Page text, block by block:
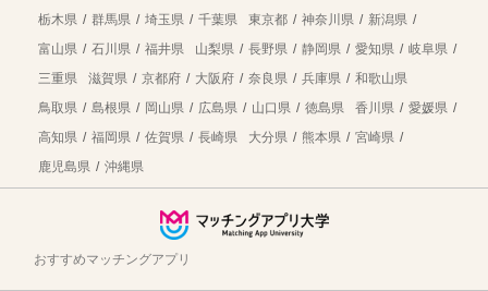
2026年8月6日
2026年8月6日 石川・能美市九谷焼美術館で江戸から現代まで学ぶ！カップルで挑戦する作陶体験
2026年8月3日
2026年7月30日
2026年7月30日 【岐阜県海津市への移住】住み心地はどう？暮らしの特徴・仕事・支援情報
栃木県
群馬県 埼玉県 千葉県 東京都 神奈川県
新潟県
富山県
石川県 福井県 山梨県 長野県 静岡県 愛知県
岐阜県
三重県
滋賀県 京都府 大阪府 奈良県 兵庫県
和歌山県
鳥取県
島根県 岡山県 広島県 山口県 徳島県 香川県
愛媛県
高知県
福岡県 佐賀県 長崎県 大分県 熊本県
宮崎県
鹿児島県
沖縄県
おすすめマッチングアプリ